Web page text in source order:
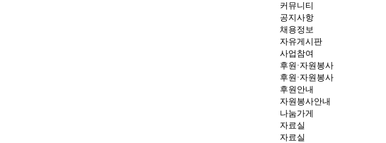
커뮤니티
공지사항
채용정보
자유게시판
사업참여
후원·자원봉사
후원·자원봉사
후원안내
자원봉사안내
나눔가게
자료실
자료실